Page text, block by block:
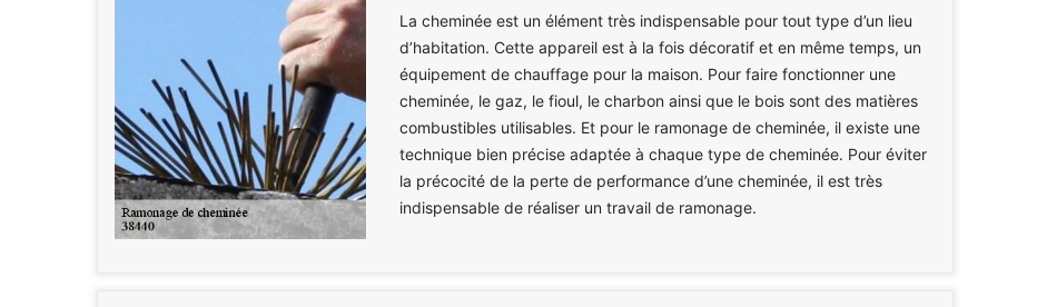
La cheminée est un élément très indispensable pour tout type d’un lieu
d’habitation. Cette appareil est à la fois décoratif et en même temps, un
équipement de chauffage pour la maison. Pour faire fonctionner une
cheminée, le gaz, le fioul, le charbon ainsi que le bois sont des matières
combustibles utilisables. Et pour le ramonage de cheminée, il existe une
technique bien précise adaptée à chaque type de cheminée. Pour éviter
la précocité de la perte de performance d’une cheminée, il est très
indispensable de réaliser un travail de ramonage.